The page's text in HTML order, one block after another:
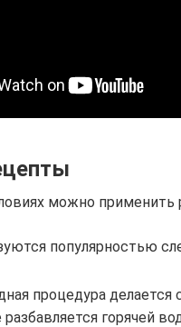
можно применить
популярностью
процедура делается
разбавляется горячей